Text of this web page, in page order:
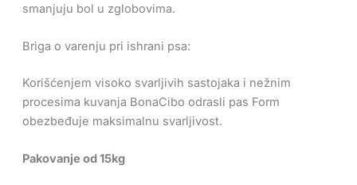
smanjuju bol u zglobovima.
Briga o varenju pri ishrani psa:
Korišćenjem visoko svarljivih sastojaka i nežnim
procesima kuvanja BonaCibo odrasli pas Form
obezbeđuje maksimalnu svarljivost.
Pakovanje od 15kg